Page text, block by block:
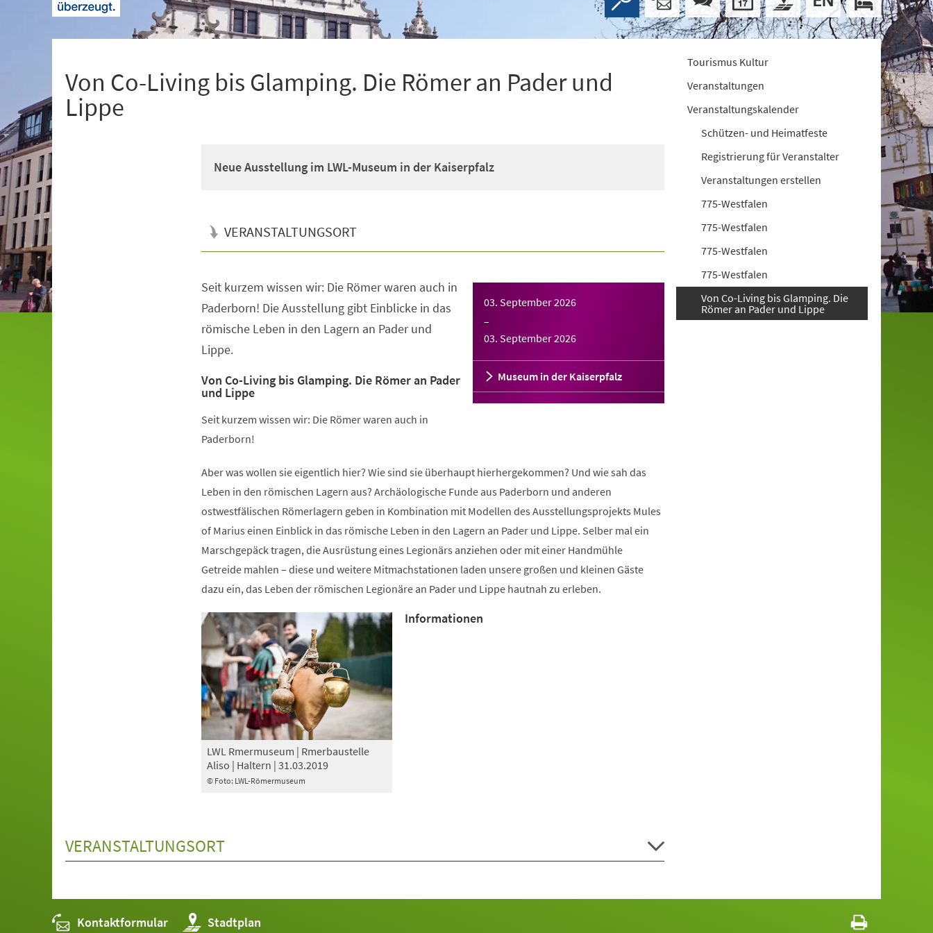
Von Co-Living bis Glamping. Die Römer an Pader und
Lippe
Neue Ausstellung im LWL-Museum in der Kaiserpfalz
VERANSTALTUNGSORT
03. September 2026
–
03. September 2026
Museum in der Kaiserpfalz
Seit kurzem wissen wir: Die Römer waren auch in
Paderborn! Die Ausstellung gibt Einblicke in das
römische Leben in den Lagern an Pader und
Lippe.
Von Co-Living bis Glamping. Die Römer an Pader
und Lippe
Seit kurzem wissen wir: Die Römer waren auch in
Paderborn!
Aber was wollen sie eigentlich hier? Wie sind sie überhaupt hierhergekommen? Und wie sah das
Leben in den römischen Lagern aus? Archäologische Funde aus Paderborn und anderen
ostwestfälischen Römerlagern geben in Kombination mit Modellen des Ausstellungsprojekts Mules
of Marius einen Einblick in das römische Leben in den Lagern an Pader und Lippe. Selber mal ein
Marschgepäck tragen, die Ausrüstung eines Legionärs anziehen oder mit einer Handmühle
Getreide mahlen – diese und weitere Mitmachstationen laden unsere großen und kleinen Gäste
dazu ein, das Leben der römischen Legionäre an Pader und Lippe hautnah zu erleben.
© Foto: LWL-Römermuseum
LWL Rmermuseum | Rmerbaustelle
Aliso | Haltern | 31.03.2019
Informationen
VERANSTALTUNGSORT
Tourismus Kultur
Veranstaltungen
Veranstaltungskalender
Schützen- und Heimatfeste
Registrierung für Veranstalter
Veranstaltungen erstellen
775-Westfalen
775-Westfalen
775-Westfalen
775-Westfalen
Von Co-Living bis Glamping. Die
Römer an Pader und Lippe
Kontaktformular Stadtplan
(Öffnet